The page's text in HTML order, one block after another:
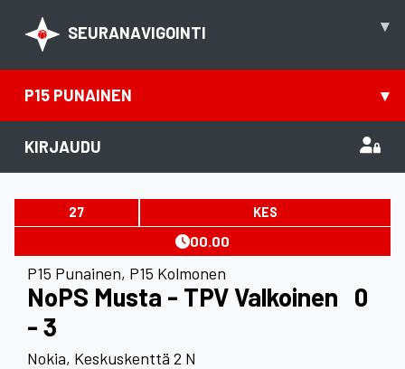
SEURANAVIGOINTI ▾
P15 PUNAINEN ▾
KIRJAUDU
27 KES
00.00
P15 Punainen, P15 Kolmonen
NoPS Musta - TPV Valkoinen 0
- 3
Nokia, Keskuskenttä 2 N